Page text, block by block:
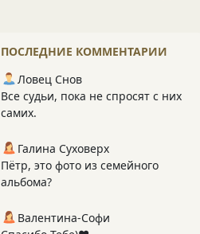
ПОСЛЕДНИЕ КОММЕНТАРИИ
Ловец Снов
Все судьи, пока не спросят с них
самих.
Галина Суховерх
Пётр, это фото из семейного
альбома?
Валентина-Софи